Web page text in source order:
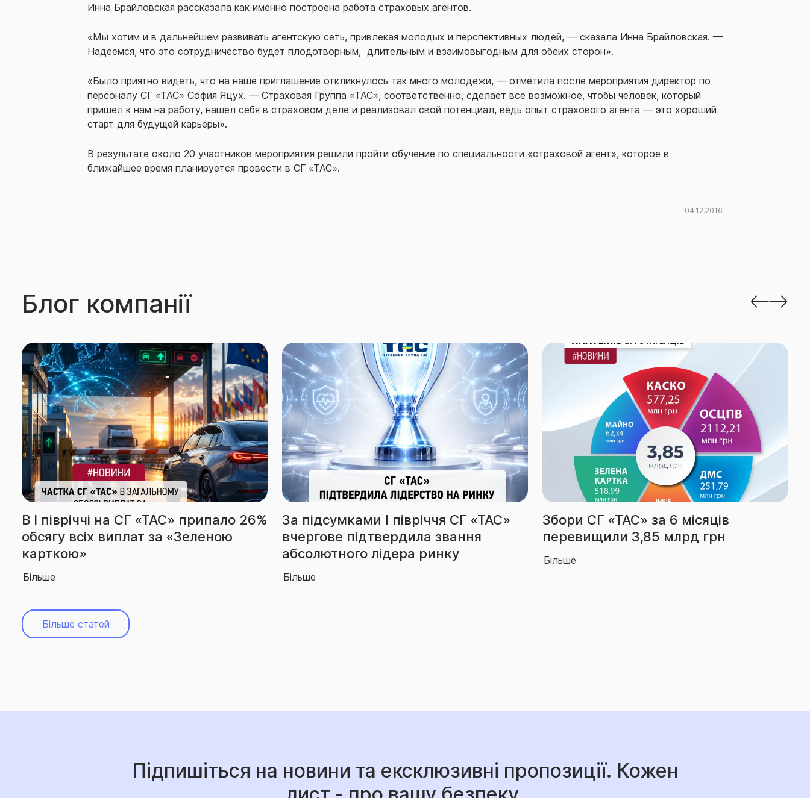
Инна Брайловская рассказала как именно построена работа страховых агентов.
«Мы хотим и в дальнейшем развивать агентскую сеть, привлекая молодых и перспективных людей, — сказала Инна Брайловская. —
Надеемся, что это сотрудничество будет плодотворным, длительным и взаимовыгодным для обеих сторон».
«Было приятно видеть, что на наше приглашение откликнулось так много молодежи, — отметила после мероприятия директор по
персоналу СГ «ТАС» София Яцух. — Страховая Группа «ТАС», соответственно, сделает все возможное, чтобы человек, который
пришел к нам на работу, нашел себя в страховом деле и реализовал свой потенциал, ведь опыт страхового агента — это хороший
старт для будущей карьеры».
В результате около 20 участников мероприятия решили пройти обучение по специальности «страховой агент», которое в
ближайшее время планируется провести в СГ «ТАС».
04.12.2016
Блог компанії
26%
За підсумками І півріччя СГ «ТАС»
вчергове підтвердила звання
абсолютного лідера ринку
Більше
Збори СГ «ТАС» за 6 місяців
перевищили 3,85 млрд грн
Більше
Виплати СГ «ТАС» за І півріччя
зросли на 66% – до 2,14 млрд грн
Більше
Більше статей
Підпишіться на новини та ексклюзивні пропозиції. Кожен